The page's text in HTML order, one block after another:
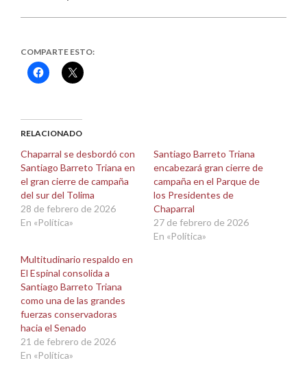
COMPARTE ESTO:
Haz
clic
(Se
abre
una
ventana
nueva)
Haz
clic
(Se
abre
una
ventana
nueva)
RELACIONADO
Chaparral se desbordó con
Santiago Barreto Triana en
el gran cierre de campaña
del sur del Tolima
28 de febrero de 2026
En «Política»
Santiago Barreto Triana
encabezará gran cierre de
campaña en el Parque de
los Presidentes de
Chaparral
27 de febrero de 2026
En «Política»
Multitudinario respaldo en
El Espinal consolida a
Santiago Barreto Triana
como una de las grandes
fuerzas conservadoras
hacia el Senado
21 de febrero de 2026
En «Política»